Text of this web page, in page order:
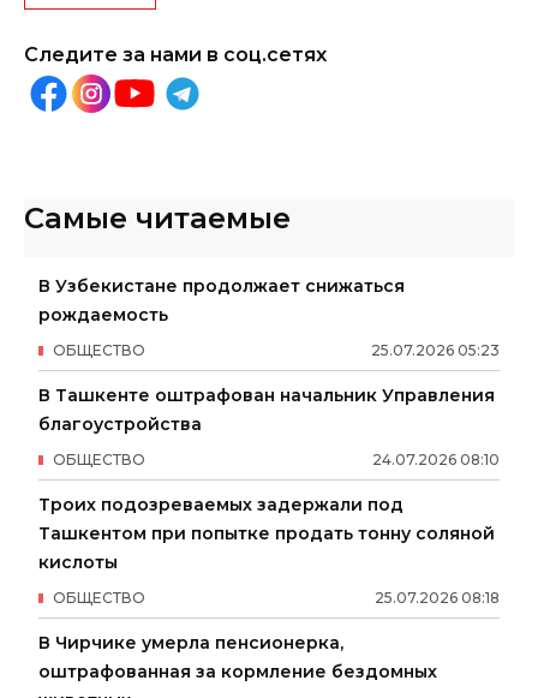
Следите за нами в соц.сетях
Самые читаемые
В Узбекистане продолжает снижаться
рождаемость
25.07.2026 05:23
ОБЩЕСТВО
В Ташкенте оштрафован начальник Управления
благоустройства
24.07.2026 08:10
ОБЩЕСТВО
Троих подозреваемых задержали под
Ташкентом при попытке продать тонну соляной
кислоты
25.07.2026 08:18
ОБЩЕСТВО
В Чирчике умерла пенсионерка,
оштрафованная за кормление бездомных